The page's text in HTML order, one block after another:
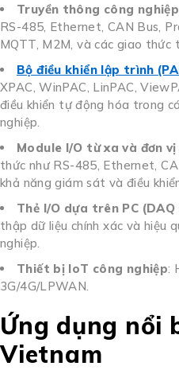
Truyền thông công nghiệp
RS-485, Ethernet, CAN Bus,
MQTT, M2M, và các giao thức
Bộ điều khiển lập trình
XPAC, WinPAC, LinPAC,
điều khiển tự động hóa trong
nghiệp.
Module I/O từ xa và đơn
thức như RS-485, Ethernet,
khả năng giám sát và điều
Thẻ I/O dựa trên PC
thập dữ liệu chính xác và hiệu
nghiệp.
Thiết bị IoT công nghiệp:
3G/4G/LPWAN.
Ứng dụng nổi
Vietnam